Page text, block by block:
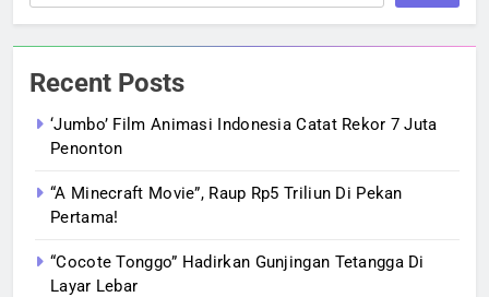
Recent Posts
‘Jumbo’ Film Animasi Indonesia Catat Rekor 7 Juta
Penonton
“A Minecraft Movie”, Raup Rp5 Triliun Di Pekan
Pertama!
“Cocote Tonggo” Hadirkan Gunjingan Tetangga Di
Layar Lebar